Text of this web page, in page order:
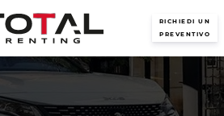
RICHIEDI UN
PREVENTIVO